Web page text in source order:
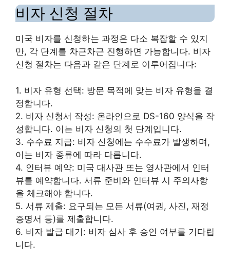
비자 신청 절차
미국 비자를 신청하는 과정은 다소 복잡할 수 있지
만, 각 단계를 차근차근 진행하면 가능합니다. 비자
신청 절차는 다음과 같은 단계로 이루어집니다:
1. 비자 유형 선택: 방문 목적에 맞는 비자 유형을 결
정합니다.
2. 비자 신청서 작성: 온라인으로 DS-160 양식을 작
성합니다. 이는 비자 신청의 첫 단계입니다.
3. 수수료 지급: 비자 신청에는 수수료가 발생하며,
이는 비자 종류에 따라 다릅니다.
4. 인터뷰 예약: 미국 대사관 또는 영사관에서 인터
뷰를 예약합니다. 서류 준비와 인터뷰 시 주의사항
을 체크해야 합니다.
5. 서류 제출: 요구되는 모든 서류(여권, 사진, 재정
증명서 등)를 제출합니다.
6. 비자 발급 대기: 비자 심사 후 승인 여부를 기다립
니다.